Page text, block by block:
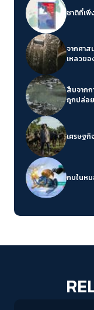
ชาติที่เพิ่
จากศาสนาถึง
เหลวขอ
สืบจากก
ถูกปล่อ
เศรษฐกิ
กบในหน
Gender & Sexuality